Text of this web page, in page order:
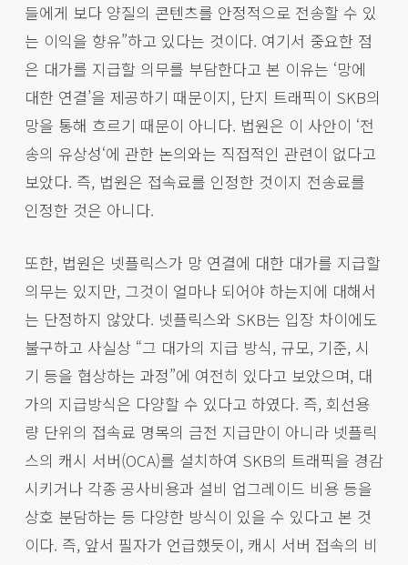
들에게 보다 양질의 콘텐츠를 안정적으로 전송할 수 있
는 이익을 향유”하고 있다는 것이다. 여기서 중요한 점
은 대가를 지급할 의무를 부담한다고 본 이유는 ‘망에
대한 연결’을 제공하기 때문이지, 단지 트래픽이 SKB의
망을 통해 흐르기 때문이 아니다. 법원은 이 사안이 ‘전
송의 유상성‘에 관한 논의와는 직접적인 관련이 없다고
보았다. 즉, 법원은 접속료를 인정한 것이지 전송료를
인정한 것은 아니다.
또한, 법원은 넷플릭스가 망 연결에 대한 대가를 지급할
의무는 있지만, 그것이 얼마나 되어야 하는지에 대해서
는 단정하지 않았다. 넷플릭스와 SKB는 입장 차이에도
불구하고 사실상 “그 대가의 지급 방식, 규모, 기준, 시
기 등을 협상하는 과정”에 여전히 있다고 보았으며, 대
가의 지급방식은 다양할 수 있다고 하였다. 즉, 회선용
량 단위의 접속료 명목의 금전 지급만이 아니라 넷플릭
스의 캐시 서버(OCA)를 설치하여 SKB의 트래픽을 경감
시키거나 각종 공사비용과 설비 업그레이드 비용 등을
상호 분담하는 등 다양한 방식이 있을 수 있다고 본 것
이다. 즉, 앞서 필자가 언급했듯이, 캐시 서버 접속의 비